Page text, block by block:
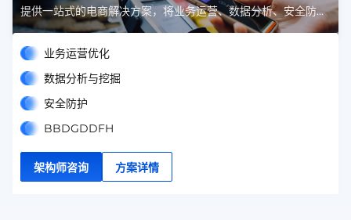
提供一站式的电商解决方案，将业务运营、数据分析、安全防护
等多方面服务融为一体，确保您的电商业务顺畅无阻。
业务运营优化
数据分析与挖掘
安全防护
BBDGDDFH
架构师咨询 方案详情